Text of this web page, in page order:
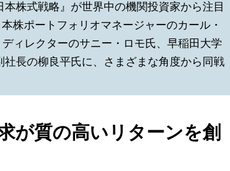
株式戦略』が世界中の機関投資家から注目
株ポートフォリオマネージャーのカール・
ィレクターのサニー・ロモ氏、早稲田大学
長の柳良平氏に、さまざまな角度から同戦
が質の高いリターンを創